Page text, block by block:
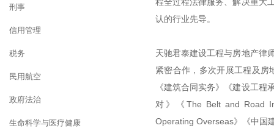
认的行业先导。
天驰君泰建设工程与房地产律
紧密合作，多次开展工程及房
《建筑合同实务》《建设工
对》《The Belt and Road
Operating Overseas》《中国
刑事
信用管理
税务
民用航空
政府法治
生命科学与医疗健康